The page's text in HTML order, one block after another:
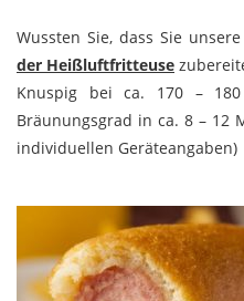
Wussten Sie, dass Sie
der Heißluftfritteuse
Knuspig bei ca. 170 –
Bräunungsgrad in ca. 8 – 12
individuellen Geräteangaben)